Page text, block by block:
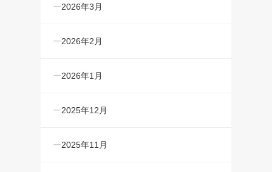
2026年3月
2026年2月
2026年1月
2025年12月
2025年11月